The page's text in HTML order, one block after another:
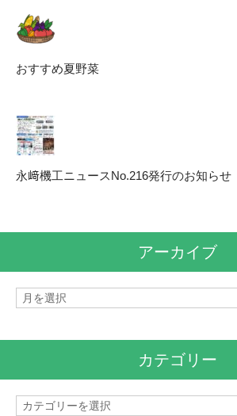
おすすめ夏野菜
永﨑機工ニュースNo.216発行のお知らせ
アーカイブ
ア
カテゴリー
カ